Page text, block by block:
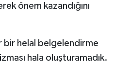
önem kazandığını
bir helal belgelendirme
hala oluşturamadık.